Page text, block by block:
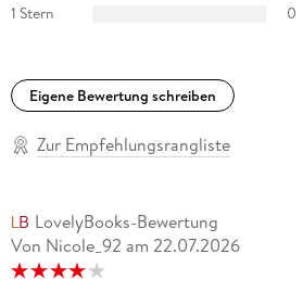
1 Stern
0
Eigene Bewertung schreiben
Zur Empfehlungsrangliste
LovelyBooks-Bewertung
Von Nicole_92 am 22.07.2026